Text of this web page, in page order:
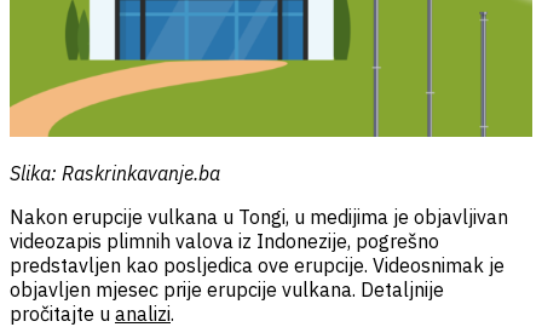
Slika: Raskrinkavanje.ba
Nakon erupcije vulkana u Tongi, u medijima je objavljivan
videozapis plimnih valova iz Indonezije, pogrešno
predstavljen kao posljedica ove erupcije. Videosnimak je
objavljen mjesec prije erupcije vulkana. Detaljnije
pročitajte u analizi.